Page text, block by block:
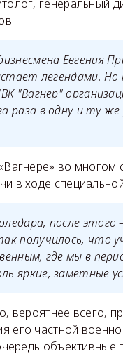
генеральный
Евгения
легендами.
"Вагнер"
раза в одну и ту же
во
в ходе
после
получилось, что
где мы в
яркие, заметные
вероятнее всего,
его частной